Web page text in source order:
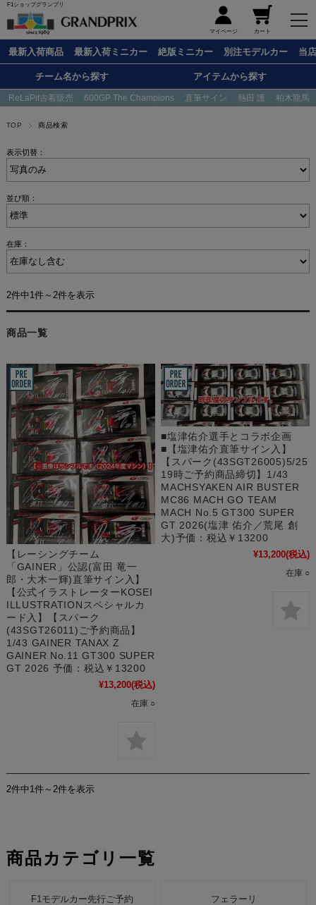
F1ショップグランプリ
マイページ カート
最新入荷商品 最新入荷ミニカー 絶版ミニカー 別注モデルカー 当
チーム名から探す アイテムから探す
ReLaPit古着販売 600GP The Champions 直筆サイン 熱田 護 柏木龍馬
TOP 商品検索
表示切替：
並び順：
在庫：
2件中1件～2件を表示
商品一覧
【レーシングチーム
「GAINER」公認(富田 竜一
郎・大木一輝)直筆サイン入】
【公式イラストレーターKOSEI
ILLUSTRATIONスペシャルカ
ード入】【スパーク
(43SGT26011)ご予約商品】
1/43 GAINER TANAX Z
GAINER No.11 GT300 SUPER
GT 2026 予価：税込￥13200
¥13,200(税込)
在庫 ○
■塩津佑介選手とコラボ企画
■【塩津佑介直筆サイン入】
【スパーク(43SGT26005)5/25
19時ご予約商品締切】1/43
MACHSYAKEN AIR BUSTER
MC86 MACH GO TEAM
MACH No.5 GT300 SUPER
GT 2026(塩津 佑介／荒尾 創
大)予価：税込￥13200
¥13,200(税込)
在庫 ○
2件中1件～2件を表示
商品カテゴリ一覧
F1モデルカー先行ご予約 フェラーリ